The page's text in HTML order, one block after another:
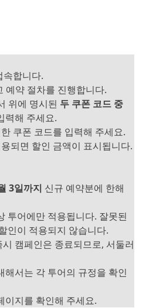
속합니다.
예약 절차를 진행합니다.
위에 명시된 두 쿠폰 코드 중
력해 주세요.
쿠폰 코드를 입력해 주세요.
되면 할인 금액이 표시됩니다.
3일까지 신규 예약분에 한해
투어에만 적용됩니다. 잘못된
인이 적용되지 않습니다.
캠페인은 종료되므로, 서둘러
해서는 각 투어의 규정을 확인
이지를 확인해 주세요.